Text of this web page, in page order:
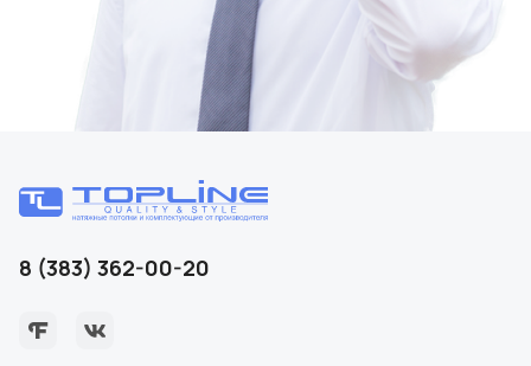
8 (383) 362-00-20